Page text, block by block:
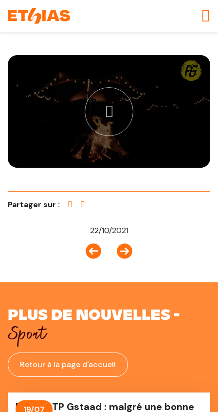
Partager sur :
22/10/2021
Plus de nouvelles -
Sport
Retour à la page d'accueil
Finale ATP Gstaad : malgré une bonne
19/07